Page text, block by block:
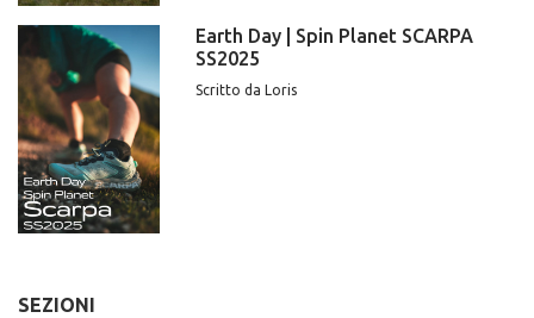
Earth Day | Spin Planet SCARPA
SS2025
Scritto da Loris
SEZIONI